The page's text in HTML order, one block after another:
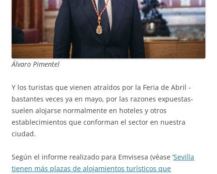
Álvaro Pimentel
Y los turistas que vienen atraídos por la Feria de Abril -
bastantes veces ya en mayo, por las razones expuestas-
suelen alojarse normalmente en hoteles y otros
establecimientos que conforman el sector en nuestra
ciudad.
Según el informe realizado para Emvisesa (véase ‘Sevilla
tienen más plazas de alojamientos turísticos que